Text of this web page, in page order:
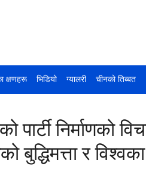
क्षणहरू भिडियो ग्यालरी चीनको तिब्बत
पार्टी निर्माणको
बुद्धिमत्ता र